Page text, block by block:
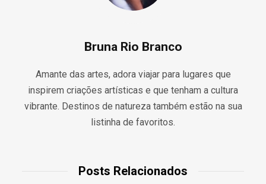
Bruna Rio Branco
Amante das artes, adora viajar para lugares que
inspirem criações artísticas e que tenham a cultura
vibrante. Destinos de natureza também estão na sua
listinha de favoritos.
Posts Relacionados